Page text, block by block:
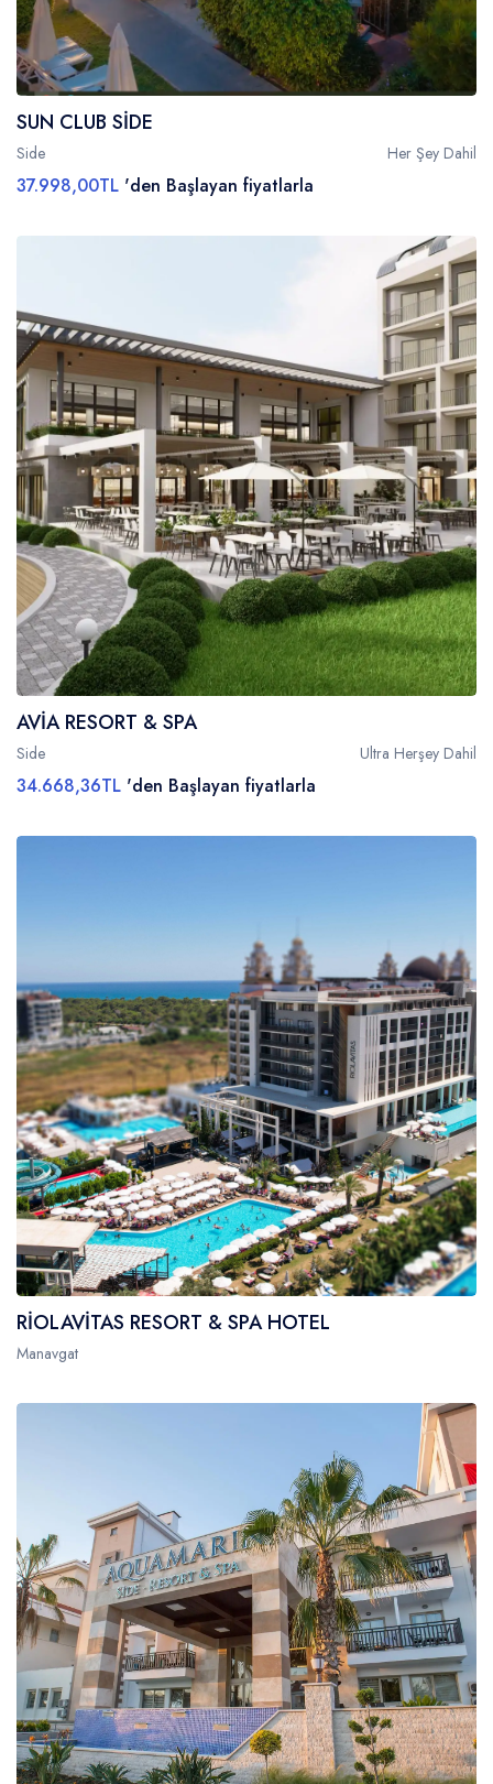
SUN CLUB SİDE
Side Her Şey Dahil
37.998,00TL 'den Başlayan fiyatlarla
AVİA RESORT & SPA
Side Ultra Herşey Dahil
34.668,36TL 'den Başlayan fiyatlarla
RİOLAVİTAS RESORT & SPA HOTEL
Manavgat